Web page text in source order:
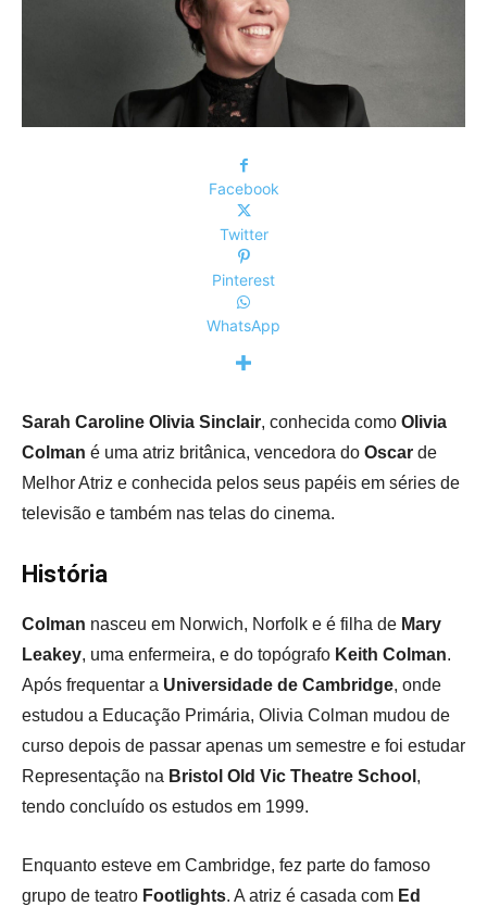
Facebook
Twitter
Pinterest
WhatsApp
Sarah Caroline Olivia Sinclair, conhecida como Olivia
Colman é uma atriz britânica, vencedora do Oscar de
Melhor Atriz e conhecida pelos seus papéis em séries de
televisão e também nas telas do cinema.
História
Colman nasceu em Norwich, Norfolk e é filha de Mary
Leakey, uma enfermeira, e do topógrafo Keith Colman.
Após frequentar a Universidade de Cambridge, onde
estudou a Educação Primária, Olivia Colman mudou de
curso depois de passar apenas um semestre e foi estudar
Representação na Bristol Old Vic Theatre School ,
tendo concluído os estudos em 1999.
Enquanto esteve em Cambridge, fez parte do famoso
grupo de teatro Footlights. A atriz é casada com Ed